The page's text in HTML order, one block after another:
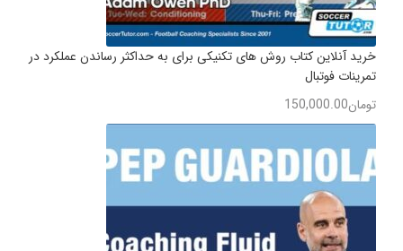
خرید آنلاین کتاب روش های تکنیکی برای به حداکثر رساندن عملکرد در
تمرینات فوتبال
تومان150,000.00